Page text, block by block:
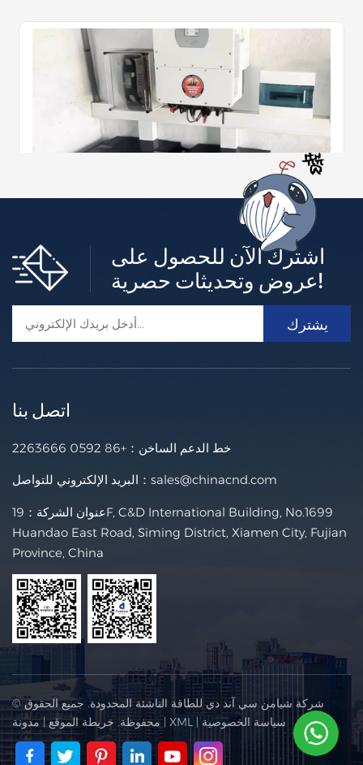
أنظمة تخزين الطاقة السكنية ذات الجهد المنخفض
ام بطاريات الليثيوم في المنازل.اجعل منزلك صديقًا للبيئة مع بطا
ريات C&Dما عليك سوى توصيل نظام الطاقة الشمسية الكهروض
عن الطاقة على الفور.
اشترك الآن للحصول على
عروض وتحديثات حصرية!
اتصل بنا
خط الدعم الساخن： +86 0592 2263666
البريد الإلكتروني للتواصل： sales@chinacnd.com
عنوان الشركة：19F, C&D International Building, No.1699
Huandao East Road, Siming District, Xiamen City, Fujian
Province, China
© شركة شيامن سي آند دي للطاقة الناشئة المحدودة. جميع الحقوق
محفوظة.خريطة الموقع|مدونة | XML |سياسة الخصوصية